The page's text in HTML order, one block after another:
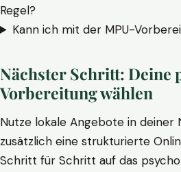
Regel?
Kann ich mit der MPU-
Nächster Schritt: Deine
Vorbereitung wählen
Nutze lokale Angebote in deiner
zusätzlich eine strukturierte
Schritt für Schritt auf das